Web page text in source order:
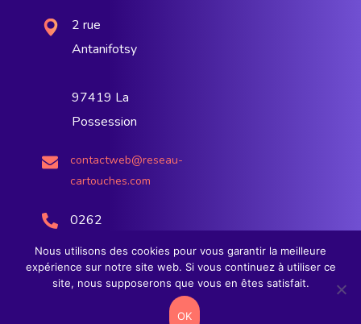
2 rue
Antanifotsy
97419 La
Possession
contactweb@reseau-
cartouches.com
0262
38
30
00
Nous utilisons des cookies pour vous garantir la meilleure
expérience sur notre site web. Si vous continuez à utiliser ce
site, nous supposerons que vous en êtes satisfait.
OK